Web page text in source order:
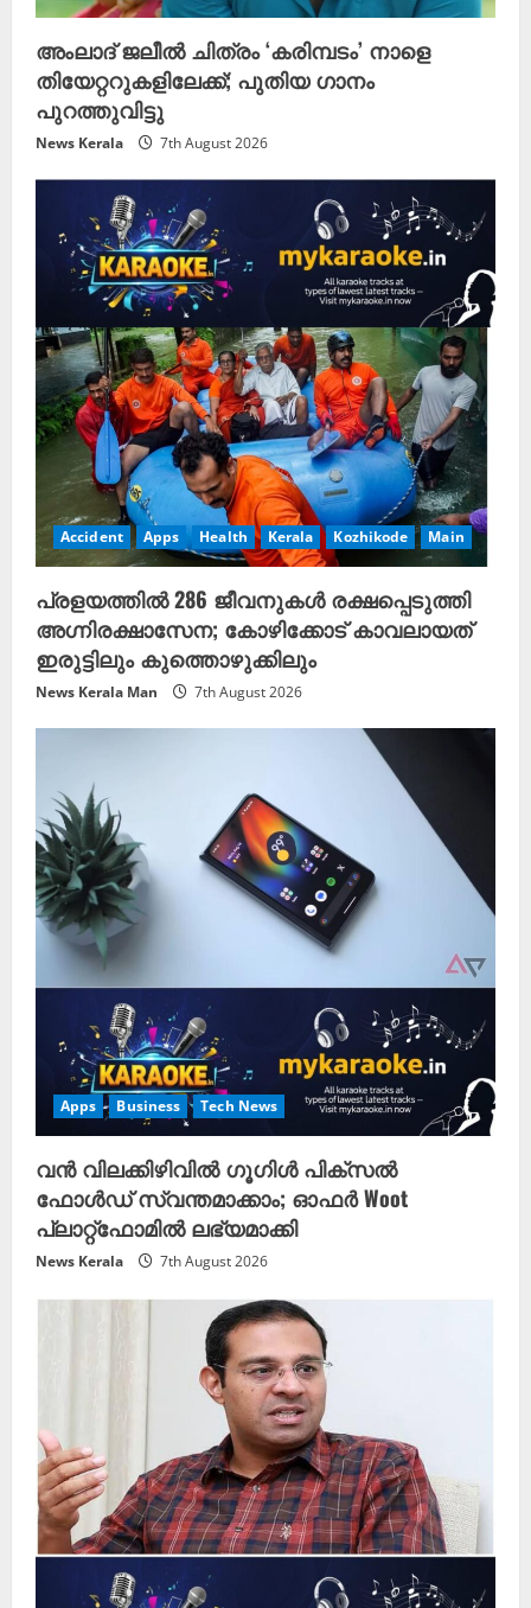
അംലാദ് ജലീൽ ചിത്രം ‘കരിമ്പടം’ നാളെ
തിയേറ്ററുകളിലേക്ക്; പുതിയ ഗാനം
പുറത്തുവിട്ടു
News Kerala 7th August 2026
Accident Apps Health Kerala Kozhikode Main
പ്രളയത്തിൽ286 ജീവനുകൾരക്ഷപ്പെടുത്തി
അഗ്നിരക്ഷാസേന; കോഴിക്കോട് കാവലായത്
ഇരുട്ടിലും കുത്തൊഴുക്കിലും
News Kerala Man 7th August 2026
Apps Business Tech News
വൻ വിലക്കിഴിവില്‍ ഗൂഗിൾ പിക്സൽ
ഫോൾഡ് സ്വന്തമാക്കാം; ഓഫർ Woot
പ്ലാറ്റ്‌ഫോമിൽ ലഭ്യമാക്കി
News Kerala 7th August 2026